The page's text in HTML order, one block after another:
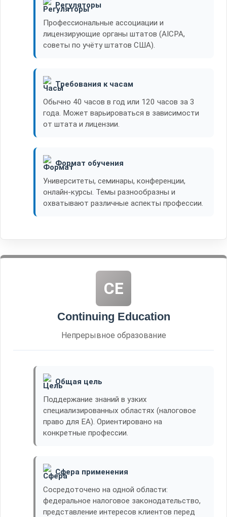
Регуляторы
Профессиональные ассоциации и
лицензирующие органы штатов (AICPA,
советы по учёту штатов США).
Требования к часам
Обычно 40 часов в год или 120 часов за 3
года. Может варьироваться в зависимости
от штата и лицензии.
Формат обучения
Университеты, семинары, конференции,
онлайн-курсы. Темы разнообразны и
охватывают различные аспекты профессии.
CE
Continuing Education
Непрерывное образование
Общая цель
Поддержание знаний в узких
специализированных областях (налоговое
право для EA). Ориентировано на
конкретные профессии.
Сфера применения
Сосредоточено на одной области:
федеральное налоговое законодательство,
представление интересов клиентов перед